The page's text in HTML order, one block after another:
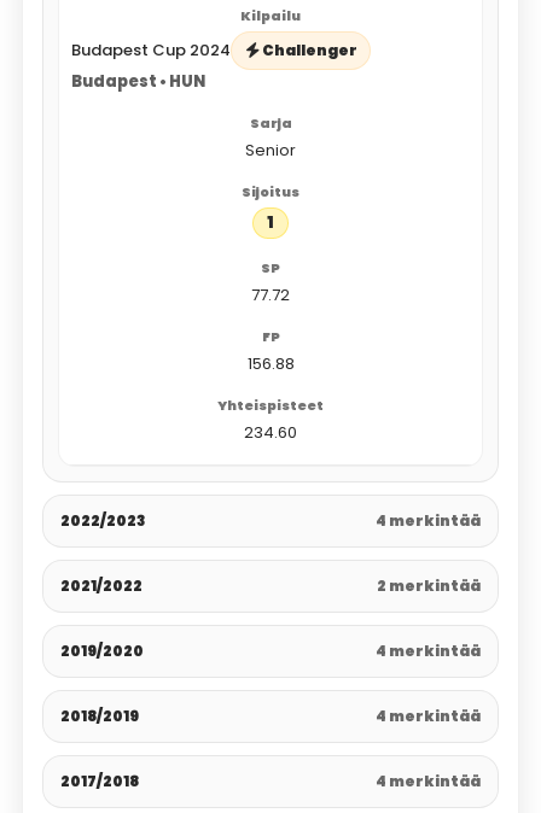
Budapest Cup 2024 Challenger
Budapest • HUN
Senior
1
77.72
156.88
234.60
2022/2023 4 merkintää
2021/2022 2 merkintää
2019/2020 4 merkintää
2018/2019 4 merkintää
2017/2018 4 merkintää